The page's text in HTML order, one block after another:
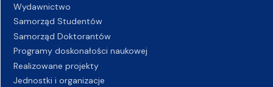
Wydawnictwo
Samorząd Studentów
Samorząd Doktorantów
Programy doskonałości naukowej
Realizowane projekty
Jednostki i organizacje